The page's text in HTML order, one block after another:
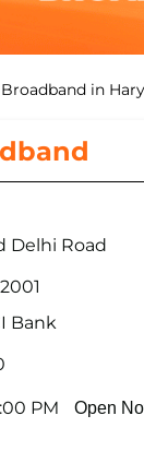
Broadband in
Delhi Road
Bank
PM Open